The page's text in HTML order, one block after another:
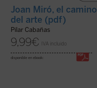
Joan Miró, el camino
del arte (pdf)
Pilar Cabañas
9,99€ IVA incluido
disponible en ebook: